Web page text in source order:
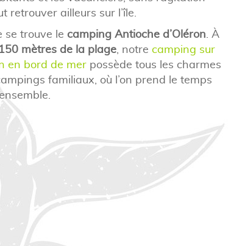
retrouver ailleurs sur l’île.
se trouve le camping Antioche d’Oléron. À
150 mètres de la plage, notre camping sur
en bord de merpossède tous les charmes
familiaux, où l’on prend le temps